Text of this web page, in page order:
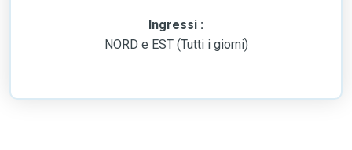
Ingressi :
NORD e EST (Tutti i giorni)